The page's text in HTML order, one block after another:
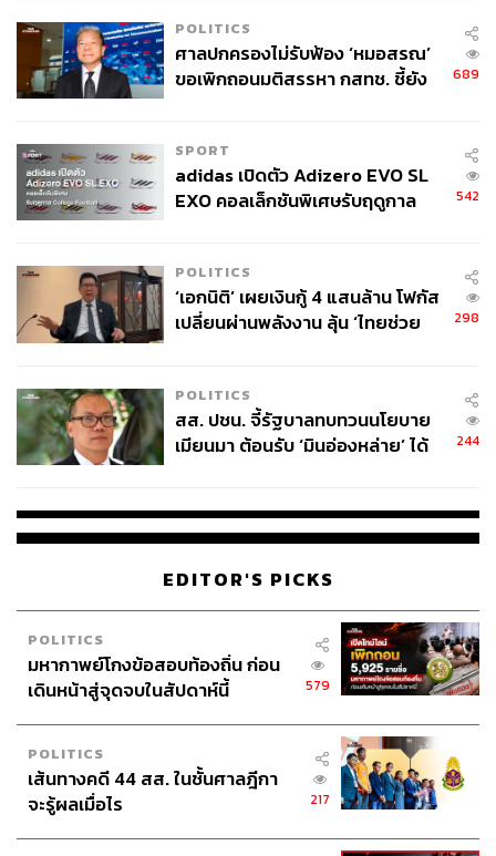
POLITICS
ศาลปกครองไม่รับฟ้อง ‘หมอสรณ’
ขอเพิกถอนมติสรรหา กสทช. ชี้ยัง
689
SPORT
adidas เปิดตัว Adizero EVO SL
EXO คอลเล็กชันพิเศษรับฤดูกาล
542
POLITICS
‘เอกนิติ’ เผยเงินกู้ 4 แสนล้าน โฟกัส
เปลี่ยนผ่านพลังงาน ลุ้น ‘ไทยช่วย
298
POLITICS
สส. ปชน. จี้รัฐบาลทบทวนนโยบาย
เมียนมา ต้อนรับ ‘มินอ่องหล่าย’ ได้
244
EDITOR'S PICKS
POLITICS
มหากาพย์โกงข้อสอบท้องถิ่น ก่อน
เดินหน้าสู่จุดจบในสัปดาห์นี้
579
POLITICS
เส้นทางคดี 44 สส. ในชั้นศาลฎีกา
จะรู้ผลเมื่อไร
217